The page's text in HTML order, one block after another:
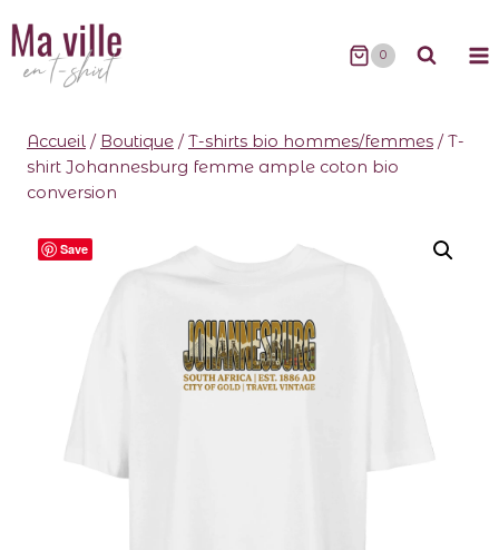
0
Accueil / Boutique / T-shirts bio hommes/femmes / T-
shirt Johannesburg femme ample coton bio
conversion
Save